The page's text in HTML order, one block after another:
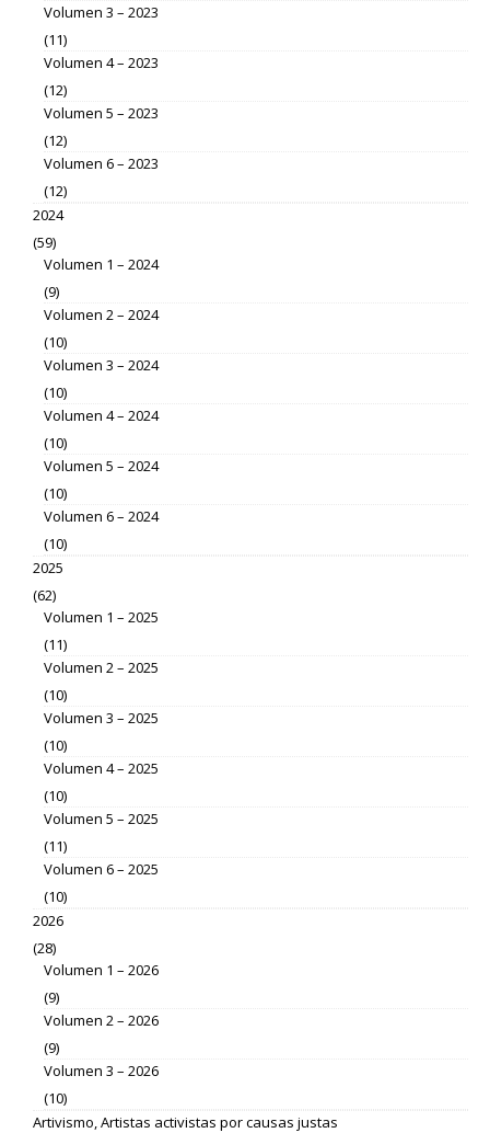
Volumen 3 – 2023
(11)
Volumen 4 – 2023
(12)
Volumen 5 – 2023
(12)
Volumen 6 – 2023
(12)
2024
(59)
Volumen 1 – 2024
(9)
Volumen 2 – 2024
(10)
Volumen 3 – 2024
(10)
Volumen 4 – 2024
(10)
Volumen 5 – 2024
(10)
Volumen 6 – 2024
(10)
2025
(62)
Volumen 1 – 2025
(11)
Volumen 2 – 2025
(10)
Volumen 3 – 2025
(10)
Volumen 4 – 2025
(10)
Volumen 5 – 2025
(11)
Volumen 6 – 2025
(10)
2026
(28)
Volumen 1 – 2026
(9)
Volumen 2 – 2026
(9)
Volumen 3 – 2026
(10)
Artivismo, Artistas activistas por causas justas